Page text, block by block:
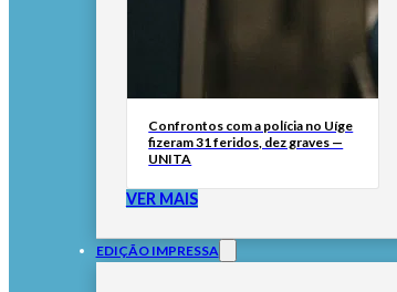
Confrontos com a polícia no Uíge
fizeram 31 feridos, dez graves —
UNITA
VER MAIS
EDIÇÃO IMPRESSA